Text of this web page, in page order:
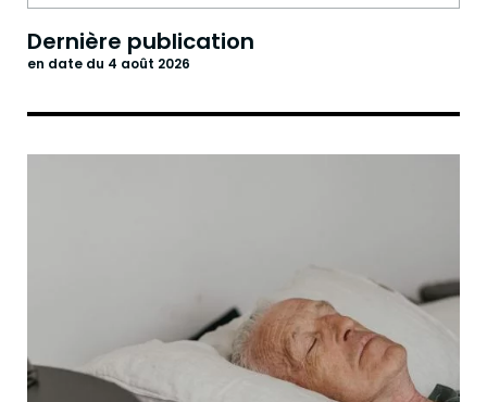
Dernière publication
en date du 4 août 2026